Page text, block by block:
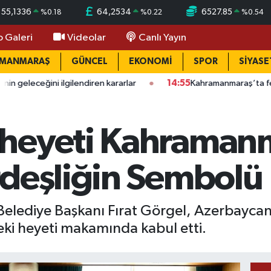
55,1336 %0.18 64,2534 %0.22 6527.85 %0.54
Galeri Videolar Canlı Yayın
GÜNCEL EKONOMİ SPOR
kararlar 14:55Kahramanmaraş’ta feci iş kazası:
Sembolü
Başkanı Fırat Görgel, Azerbaycan
heyeti makamında kabul etti.